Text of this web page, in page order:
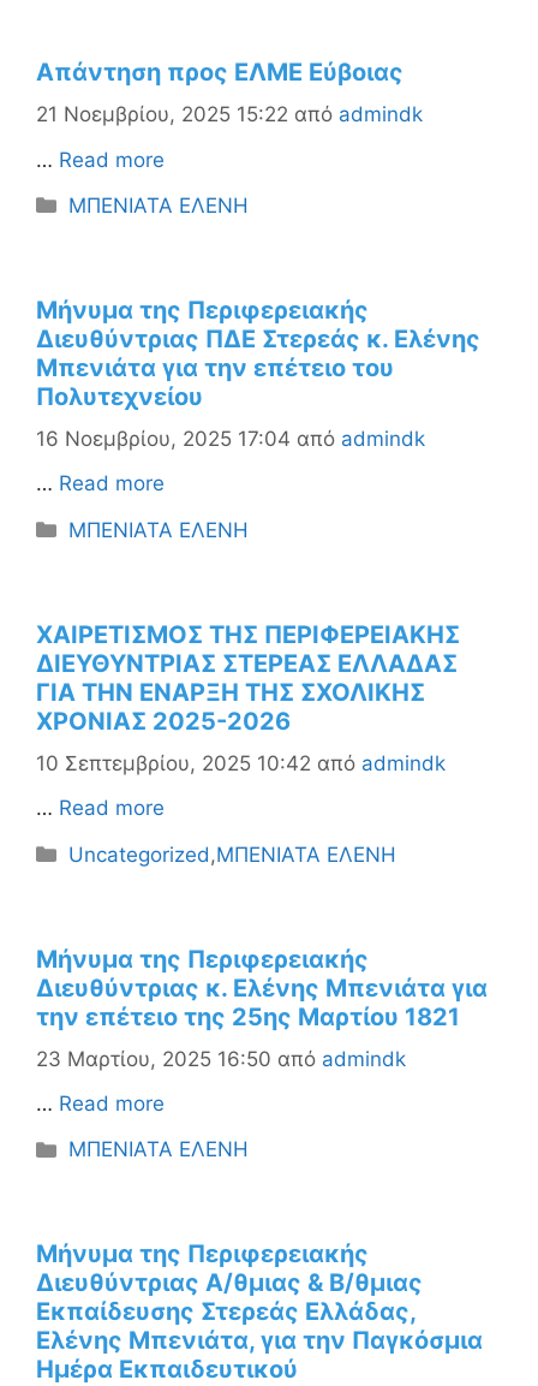
Απάντηση προς ΕΛΜΕ Εύβοιας
21 Νοεμβρίου, 2025 15:22 από admindk
… Read more
Κατηγορίες
ΜΠΕΝΙΑΤΑ ΕΛΕΝΗ
Μήνυμα της Περιφερειακής
Διευθύντριας ΠΔΕ Στερεάς κ. Ελένης
Μπενιάτα για την επέτειο του
Πολυτεχνείου
16 Νοεμβρίου, 2025 17:04 από admindk
… Read more
Κατηγορίες
ΜΠΕΝΙΑΤΑ ΕΛΕΝΗ
ΧΑΙΡΕΤΙΣΜΟΣ ΤΗΣ ΠΕΡΙΦΕΡΕΙΑΚΗΣ
ΔΙΕΥΘΥΝΤΡΙΑΣ ΣΤΕΡΕΑΣ ΕΛΛΑΔΑΣ
ΓΙΑ ΤΗΝ ΕΝΑΡΞΗ ΤΗΣ ΣΧΟΛΙΚΗΣ
ΧΡΟΝΙΑΣ 2025-2026
10 Σεπτεμβρίου, 2025 10:42 από admindk
… Read more
Κατηγορίες
Uncategorized ,ΜΠΕΝΙΑΤΑ ΕΛΕΝΗ
Μήνυμα της Περιφερειακής
Διευθύντριας κ. Ελένης Μπενιάτα για
την επέτειο της 25ης Μαρτίου 1821
23 Μαρτίου, 2025 16:50 από admindk
… Read more
Κατηγορίες
ΜΠΕΝΙΑΤΑ ΕΛΕΝΗ
Μήνυμα της Περιφερειακής
Διευθύντριας Α/θμιας & Β/θμιας
Εκπαίδευσης Στερεάς Ελλάδας,
Ελένης Μπενιάτα, για την Παγκόσμια
Ημέρα Εκπαιδευτικού